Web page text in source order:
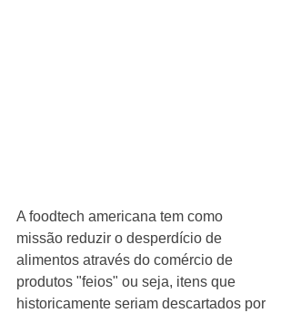
A foodtech americana tem como
missão reduzir o desperdício de
alimentos através do comércio de
produtos "feios" ou seja, itens que
historicamente seriam descartados por